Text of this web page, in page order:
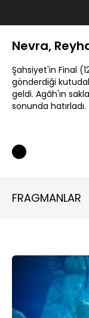
Nevra,
Şahsiyet'in Final
gönderdiği
geldi. Agâh'ın
sonunda hatırladı.
FRAGMANLAR